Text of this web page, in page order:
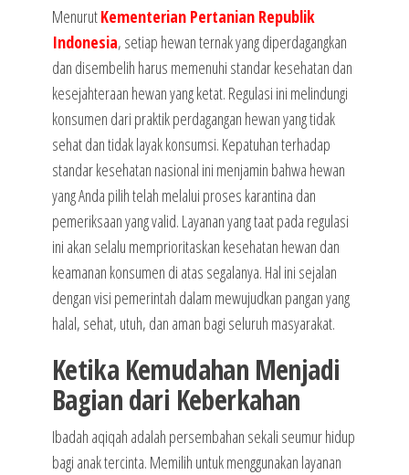
MenurutKementerian Pertanian Republik
Indonesia, setiap hewan ternak yang diperdagangkan
dan disembelih harus memenuhi standar kesehatan dan
kesejahteraan hewan yang ketat. Regulasi ini melindungi
konsumen dari praktik perdagangan hewan yang tidak
sehat dan tidak layak konsumsi. Kepatuhan terhadap
standar kesehatan nasional ini menjamin bahwa hewan
yang Anda pilih telah melalui proses karantina dan
pemeriksaan yang valid. Layanan yang taat pada regulasi
ini akan selalu memprioritaskan kesehatan hewan dan
keamanan konsumen di atas segalanya. Hal ini sejalan
dengan visi pemerintah dalam mewujudkan pangan yang
halal, sehat, utuh, dan aman bagi seluruh masyarakat.
Ketika Kemudahan Menjadi
Bagian dari Keberkahan
Ibadah aqiqah adalah persembahan sekali seumur hidup
bagi anak tercinta. Memilih untuk menggunakan layanan